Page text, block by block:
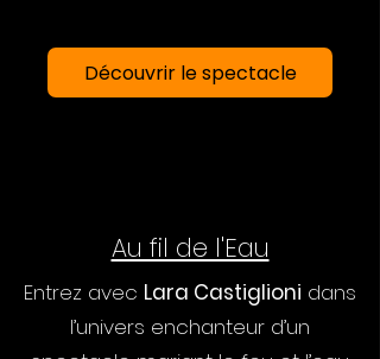
Découvrir le spectacle
Au fil de l'Eau
Entrez avec Lara Castiglioni dans
l’univers enchanteur d’un